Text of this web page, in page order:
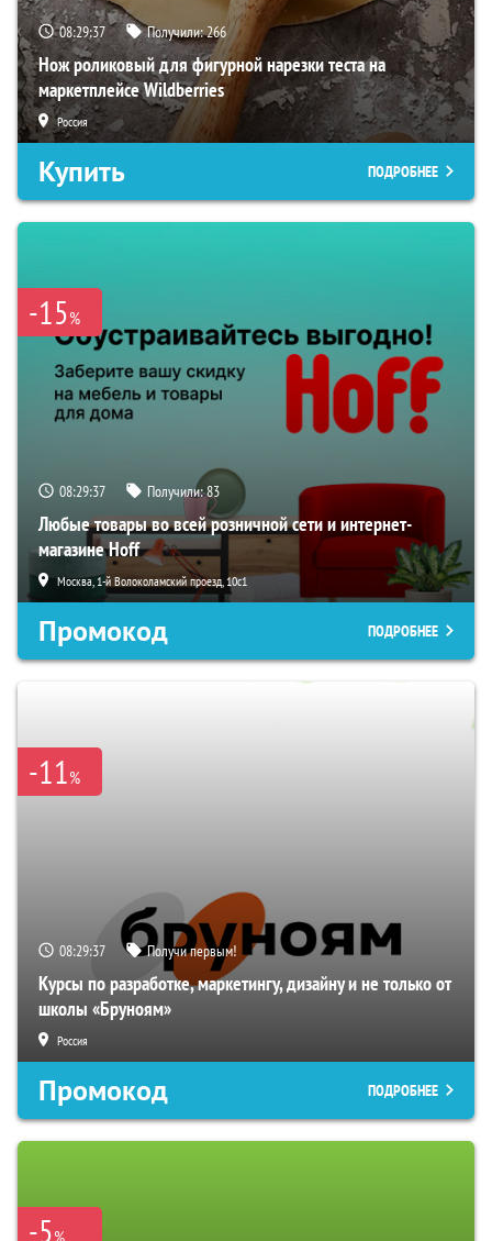
08:29:36 Получили:266
Нож роликовый для фигурной нарезки теста на
маркетплейсе Wildberries
Россия
Купить ПОДРОБНЕЕ
-15%
08:29:36 Получили:83
Любые товары во всей розничной сети и интернет-
магазине Hoff
Москва, 1-й Волоколамский проезд, 10с1
Промокод ПОДРОБНЕЕ
-11%
08:29:36 Получи первым!
Курсы по разработке, маркетингу, дизайну и не только от
школы «Бруноям»
Россия
Промокод ПОДРОБНЕЕ
-5%